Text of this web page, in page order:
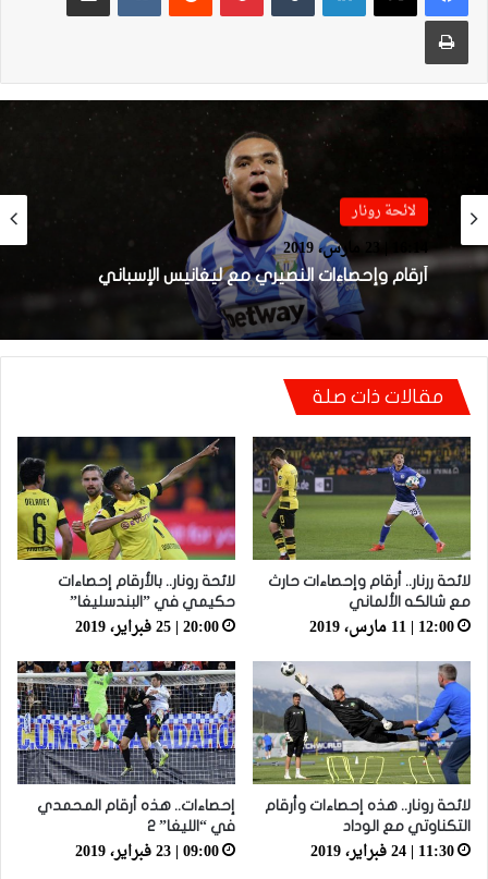
طباعة
لائحة رونار
16:14 | 23 مارس، 2019
أرقام وإحصاءات النصيري مع ليغانيس الإسباني
لائحة رونار
09:30 | 23 مارس، 2019
لائحة رونار.. أرقام وإحصاءات أمرابط مع بروج
البلجيكي
مقالات ذات صلة
لائحة ررنار.. أرقام وإحصاءات حارث
مع شالكه الألماني
12:00 | 11 مارس، 2019
لائحة رونار.. بالأرقام إحصاءات
حكيمي في ”البندسليغا”
20:00 | 25 فبراير، 2019
لائحة رونار.. هذه إحصاءات وأرقام
التكناوتي مع الوداد
11:30 | 24 فبراير، 2019
إحصاءات.. هذه أرقام المحمدي
في “الليغا” 2
09:00 | 23 فبراير، 2019